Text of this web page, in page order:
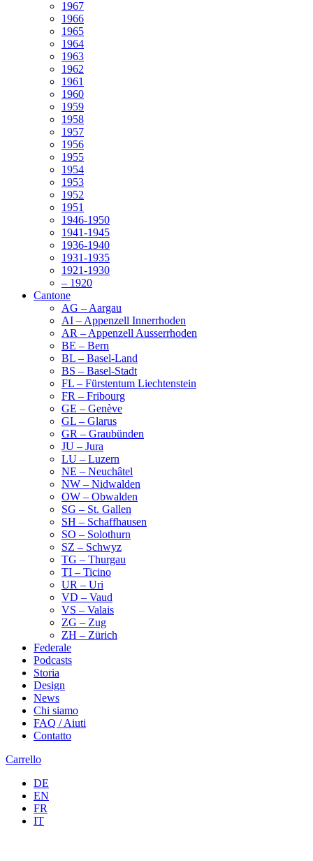
1967
1966
1965
1964
1963
1962
1961
1960
1959
1958
1957
1956
1955
1954
1953
1952
1951
1946-1950
1941-1945
1936-1940
1931-1935
1921-1930
– 1920
Cantone
AG – Aargau
AI – Appenzell Innerrhoden
AR – Appenzell Ausserrhoden
BE – Bern
BL – Basel-Land
BS – Basel-Stadt
FL – Fürstentum Liechtenstein
FR – Fribourg
GE – Genève
GL – Glarus
GR – Graubünden
JU – Jura
LU – Luzern
NE – Neuchâtel
NW – Nidwalden
OW – Obwalden
SG – St. Gallen
SH – Schaffhausen
SO – Solothurn
SZ – Schwyz
TG – Thurgau
TI – Ticino
UR – Uri
VD – Vaud
VS – Valais
ZG – Zug
ZH – Zürich
Federale
Podcasts
Storia
Design
News
Chi siamo
FAQ / Aiuti
Contatto
Carrello
DE
EN
FR
IT